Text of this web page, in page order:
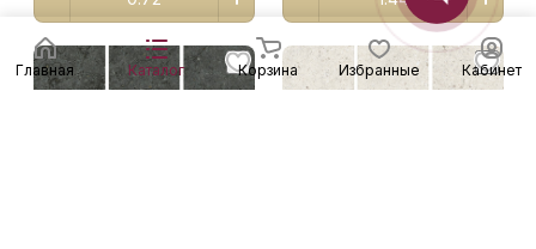
Главная Каталог Корзина Избранные Кабинет